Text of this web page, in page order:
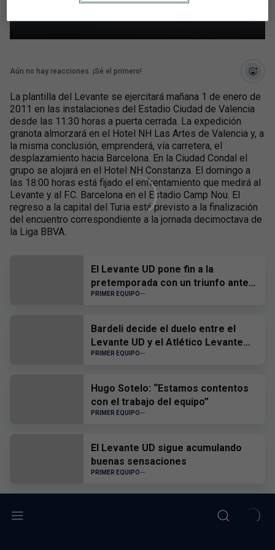
semana de enero
Aún no hay reacciones. ¡Sé el primero!
La plantilla del Levante se ejercitará mañana 1 de enero de
2011 en las instalaciones del Estadio Ciudad de Valencia
desde las 11:30 horas a puerta cerrada. La expedición
granota almorzará en el Hotel NH Las Artes de Valencia y, a
la misma conclusión, emprenderá, vía carretera, el
desplazamiento hacia Barcelona. En la Ciudad Condal el
grupo se alojará en el Hotel NH Constanza. El domingo a
las 18:00 horas está fijado el enfrentamiento que medirá al
Levante y al F.C. Barcelona en el Estadio Camp Nou. El
regreso a la capital del Turia está previsto a la finalización
del encuentro correspondiente a la jornada decimoctava de
la Liga BBVA.
El Levante UD pone fin a la
pretemporada con un triunfo ante
el CD Castellón
PRIMER EQUIPO
Bardeli decide el duelo entre el
Levante UD y el Atlético Levante
UD
PRIMER EQUIPO
Hugo Sotelo: “Estamos contentos
con el trabajo del equipo”
PRIMER EQUIPO
El Levante UD sigue acumulando
buenas sensaciones
PRIMER EQUIPO